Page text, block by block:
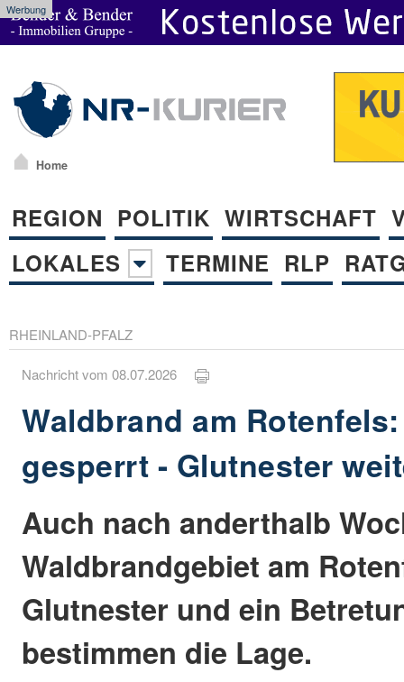
Werbung
Home
REGION POLITIK WIRTSCHAFT
LOKALES
TERMINE RLP
RHEINLAND-PFALZ
Nachricht vom 08.07.2026
Waldbrand am
gesperrt - Glutnester
Auch nach anderthalb
Waldbrandgebiet am
Glutnester und ein
bestimmen die Lage.